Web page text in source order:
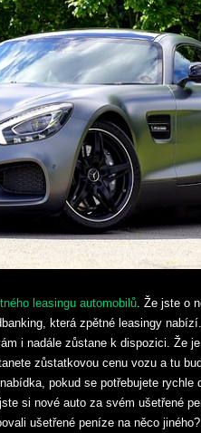
leasingu automobilů . Že jste o
která zpětné leasingy
i nadále zůstane k dispozici. Že
zůstatkovou cenu vozu a tu
pokud se potřebujete rychle
si nové auto za svém ušetřené
ušetřené peníze na něco jiného?